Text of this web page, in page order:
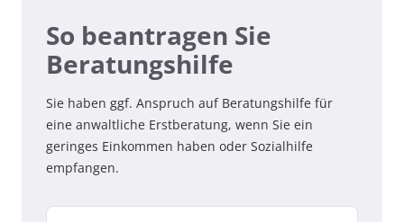
So beantragen Sie
Beratungshilfe
Sie haben ggf. Anspruch auf Beratungshilfe für
eine anwaltliche Erstberatung, wenn Sie ein
geringes Einkommen haben oder Sozialhilfe
empfangen.